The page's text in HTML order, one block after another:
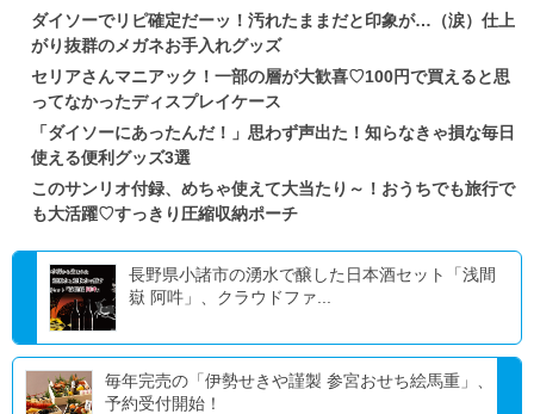
ダイソーでリピ確定だーッ！汚れたままだと印象が…（涙）仕上
がり抜群のメガネお手入れグッズ
セリアさんマニアック！一部の層が大歓喜♡100円で買えると思
ってなかったディスプレイケース
「ダイソーにあったんだ！」思わず声出た！知らなきゃ損な毎日
使える便利グッズ3選
このサンリオ付録、めちゃ使えて大当たり～！おうちでも旅行で
も大活躍♡すっきり圧縮収納ポーチ
長野県小諸市の湧水で醸した日本酒セット「浅間
嶽 阿吽」、クラウドファ...
毎年完売の「伊勢せきや謹製 参宮おせち絵馬重」、
予約受付開始！